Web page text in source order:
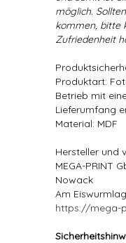
möglich.
kommen, bitte
Zufriedenheit
Produktart:
Betrieb mit
Lieferumfang
Material: MDF
Hersteller und
MEGA-PRINT
Nowack
Am
https://mega-